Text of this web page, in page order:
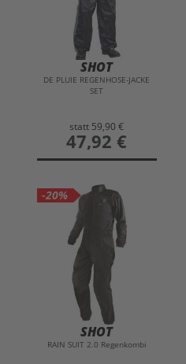
SHOT
DE PLUIE REGENHOSE-JACKE
SET
statt 59,90 €
preis
47,92 €
-20%
SHOT
RAIN SUIT 2.0 Regenkombi